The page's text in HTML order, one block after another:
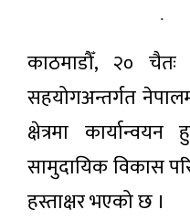
सुनसान:
मुख्यमन्त्री
शाह
अल्पमतमा,
राजीनामा
दिने
सम्भावना
८ घण्टा अगाडी
चलचित्र
‘कमला
मिस’ र
‘हली’
प्रदर्शनमा
८ घण्टा अगाडी
काठमाडौँ, २०
सहयोगअन्तर्गत
क्षेत्रमा
सामुदायिक विकास
हस्ताक्षर भएको छ ।